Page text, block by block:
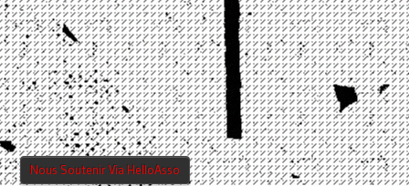
Nous Soutenir Via HelloAsso